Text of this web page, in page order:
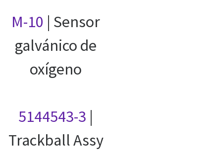
M-10 | Sensor
galvánico de
oxígeno
5144543-3 |
Trackball Assy